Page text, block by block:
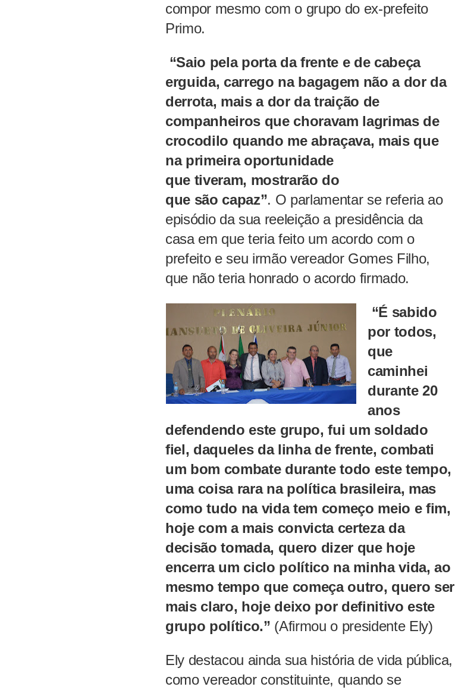
compor mesmo com o grupo do ex-prefeito
Primo.
“Saio pela porta da frente e de cabeça
erguida, carrego na bagagem não a dor da
derrota, mais a dor da traição de
companheiros que choravam lagrimas de
crocodilo quando me abraçava, mais que
na primeira oportunidade
que tiveram, mostrarão do
que são capaz”. O parlamentar se referia ao
episódio da sua reeleição a presidência da
casa em que teria feito um acordo com o
prefeito e seu irmão vereador Gomes Filho,
que não teria honrado o acordo firmado.
“É sabido
por todos,
que
caminhei
durante 20
anos
defendendo este grupo, fui um soldado
fiel, daqueles da linha de frente, combati
um bom combate durante todo este tempo,
uma coisa rara na política brasileira, mas
como tudo na vida tem começo meio e fim,
hoje com a mais convicta certeza da
decisão tomada, quero dizer que hoje
encerra um ciclo político na minha vida, ao
mesmo tempo que começa outro, quero ser
mais claro, hoje deixo por definitivo este
grupo político.” (Afirmou o presidente Ely)
Ely destacou ainda sua história de vida pública,
como vereador constituinte, quando se